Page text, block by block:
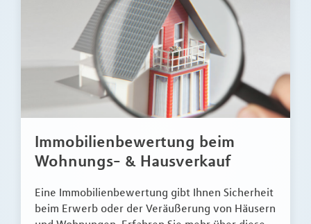
Immobilienbewertung beim
Wohnungs- & Hausverkauf
Eine Immobilienbewertung gibt Ihnen Sicherheit
beim Erwerb oder der Veräußerung von Häusern